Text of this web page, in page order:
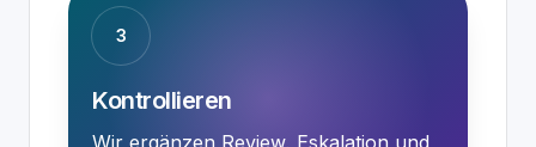
3
Kontrollieren
Wir ergänzen Review, Eskalation und